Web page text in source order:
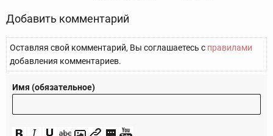
Добавить комментарий
Оставляя свой комментарий, Вы соглашаетесь с правилами
добавления комментариев.
Имя (обязательное)